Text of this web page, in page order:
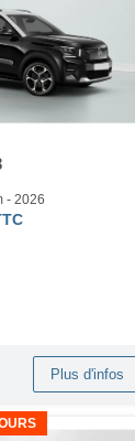
- 2026
Plus d'infos